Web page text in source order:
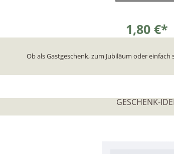
1,80 €*
Ob als Gastgeschenk, zum Jubiläum oder
GESCHENK-